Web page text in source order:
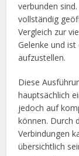
verbunden
vollständig
Vergleich zur
Gelenke und
aufzustellen.
Diese
hauptsächlich
jedoch auf
können. Durch
Verbindungen
übersichtlich